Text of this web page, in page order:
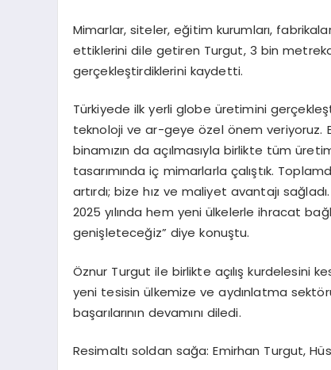
Mimarlar, siteler, eğitim kurumları,
ettiklerini dile getiren Turgut, 3 bin
gerçekleştirdiklerini kaydetti.
Türkiyede ilk yerli globe üretimini
teknoloji ve ar-geye özel önem veriyoruz.
binamızın da açılmasıyla birlikte tüm
tasarımında iç mimarlarla çalıştık.
artırdı; bize hız ve maliyet avantajı
2025 yılında hem yeni ülkelerle ihracat
genişleteceğiz” diye konuştu.
Öznur Turgut ile birlikte açılış kurdelesini
yeni tesisin ülkemize ve aydınlatma
başarılarının devamını diledi.
Resimaltı soldan sağa: Emirhan Turgut,